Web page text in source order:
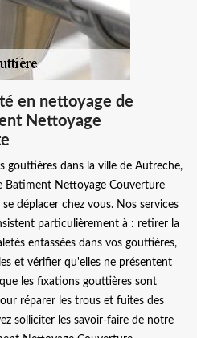
en nettoyage de
Nettoyage
gouttières dans la ville de Autreche,
Batiment Nettoyage Couverture
déplacer chez vous. Nos services
particulièrement à : retirer la
entassées dans vos gouttières,
et vérifier qu'elles ne présentent
les fixations gouttières sont
réparer les trous et fuites des
solliciter les savoir-faire de notre